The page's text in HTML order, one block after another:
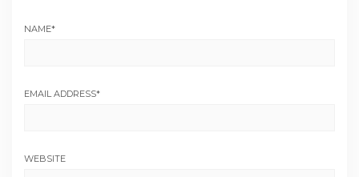
NAME*
EMAIL ADDRESS*
WEBSITE